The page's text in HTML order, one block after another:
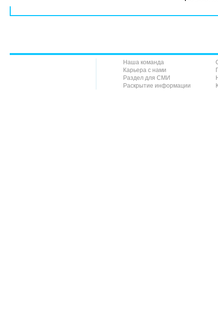
Наша команда
Карьера с нами
Раздел для СМИ
Раскрытие информации